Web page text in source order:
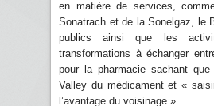
en matière de services,
Sonatrach et de la Sonelgaz, le
publics ainsi que les
transformations à échanger
pour la pharmacie sachant
Valley du médicament et «
l’avantage du voisinage ».